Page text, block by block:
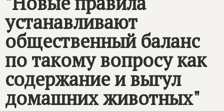
устанавливают
общественный баланс
по такому вопросу как
содержание и выгул
домашних животных"